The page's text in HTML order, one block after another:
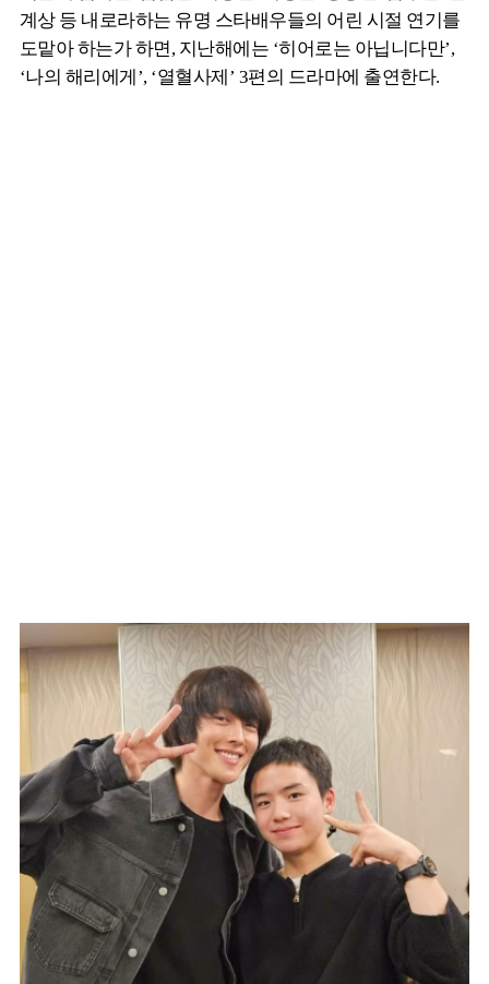
계상 등 내로라하는 유명 스타배우들의 어린 시절 연기를
도맡아 하는가 하면, 지난해에는 ‘히어로는 아닙니다만’,
‘나의 해리에게’, ‘열혈사제’ 3편의 드라마에 출연한다.